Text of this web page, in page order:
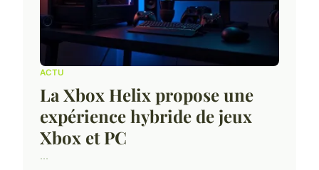
ACTU
La Xbox Helix propose une
expérience hybride de jeux
Xbox et PC
...